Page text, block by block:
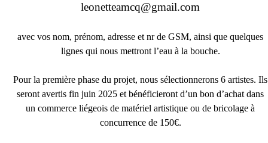
leonetteamcq@gmail.com
avec vos nom, prénom, adresse et nr de GSM, ainsi que quelques
lignes qui nous mettront l’eau à la bouche.
Pour la première phase du projet, nous sélectionnerons 6 artistes. Ils
seront avertis fin juin 2025 et bénéficieront d’un bon d’achat dans
un commerce liégeois de matériel artistique ou de bricolage à
concurrence de 150€.